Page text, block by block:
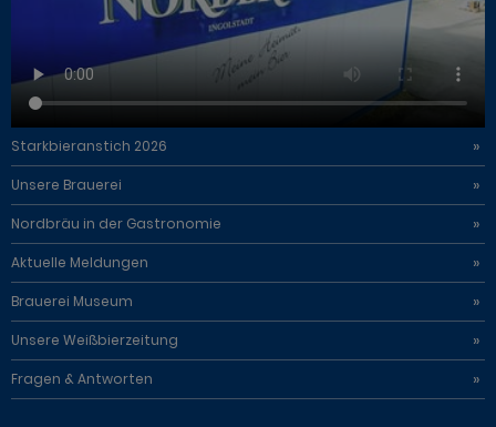
Starkbieranstich 2026
Unsere Brauerei
Nordbräu in der Gastronomie
Aktuelle Meldungen
Brauerei Museum
Unsere Weißbierzeitung
Fragen & Antworten